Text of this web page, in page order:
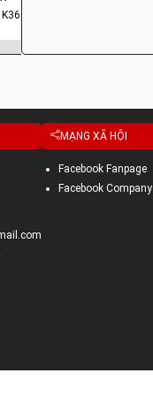
MẠNG XÃ HỘI
Facebook Fanpage
Facebook Company